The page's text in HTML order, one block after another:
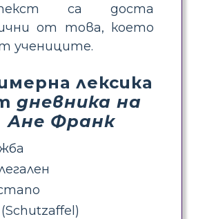
са доста
от това, което
учениците.
лексика
дневника на
Ане Франк
(Schutzaffel)